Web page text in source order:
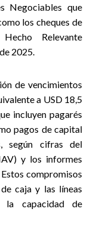
Negociables que
los cheques de
Relevante
2025.
de vencimientos
a USD 18,5
incluyen pagarés
pagos de capital
según cifras del
y los informes
compromisos
caja y las líneas
la capacidad de